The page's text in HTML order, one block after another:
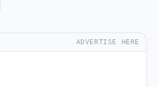
ADVERTISE HERE